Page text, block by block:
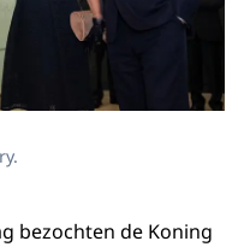
bezochten de Koning